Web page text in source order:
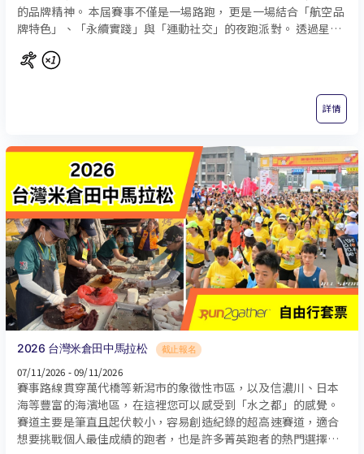
的品牌精神。 本屆賽事不僅是一場路跑， 更是一場結合「航空品
牌特色」、「永續實踐」與「運動社交」的夜跑派對。 透過星光
為「連結世界的橋樑」。 賽道主要是筆直且起伏較小，容易創造
多菁英跑者的熱門選擇！新潟是日本著名的酒鄉，也是米、魚、
以及其他美食的故鄉。馬拉松期間，跑者會感受到當地獨特的文
當地的米飯。
詳情
2026 台灣米倉田中馬拉松 截止報名
07/11/2026 - 09/11/2026
賽事路線貫穿萬代橋等新潟市的象徵性市區，以及信濃川、日本
海等豐富的海濱地區，在這裡您可以感受到「水之都」的感覺。
賽道主要是筆直且起伏較小，容易創造紀錄的超高速賽道，適合
想要挑戰個人最佳成績的跑者，也是許多菁英跑者的熱門選擇！